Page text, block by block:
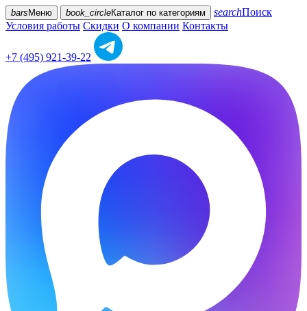
bars Меню book_circleКаталог по категориям searchПоиск
Условия работы Скидки О компании Контакты
+7 (495) 921-39-22